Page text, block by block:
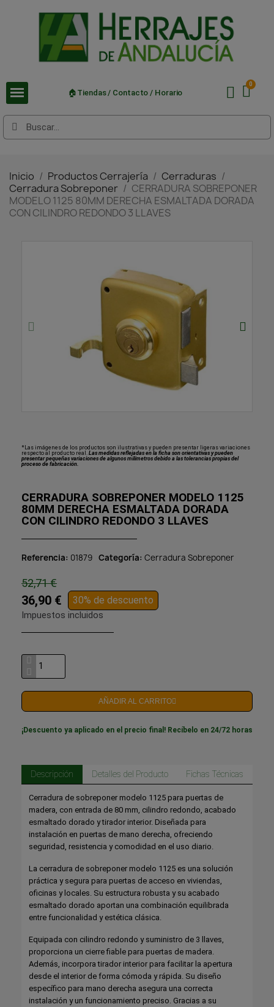
🏠Tiendas / Contacto / Horario
Inicio Productos Cerrajería
Cerraduras
Cerradura Sobreponer
CERRADURA SOBREPONER
MODELO 1125 80MM DERECHA ESMALTADA DORADA
CON CILINDRO REDONDO 3 LLAVES
*Las imágenes de los productos son ilustrativas y pueden presentar ligeras variaciones
respecto al producto real. Las medidas reflejadas en la ficha son orientativas y pueden
presentar pequeñas variaciones de algunos milímetros debido a las tolerancias propias del
proceso de fabricación.
CERRADURA SOBREPONER MODELO 1125
80MM DERECHA ESMALTADA DORADA
CON CILINDRO REDONDO 3 LLAVES
Referencia 01879 Categoría Cerradura Sobreponer
52,71 €
36,90 € 30% de descuento
Impuestos incluidos
AÑADIR AL CARRITO
¡Descuento ya aplicado en el precio final! Recíbelo en 24/72 horas
Descripción Detalles del Producto Fichas Técnicas
Cerradura de sobreponer modelo 1125 para puertas de
madera, con entrada de 80 mm, cilindro redondo, acabado
esmaltado dorado y tirador interior. Diseñada para
instalación en puertas de mano derecha, ofreciendo
seguridad, resistencia y comodidad en el uso diario.
La cerradura de sobreponer modelo 1125 es una solución
práctica y segura para puertas de acceso en viviendas,
oficinas y locales. Su estructura robusta y su acabado
esmaltado dorado aportan una combinación equilibrada
entre funcionalidad y estética clásica.
Equipada con cilindro redondo y suministro de 3 llaves,
proporciona un cierre fiable para puertas de madera.
Además, incorpora tirador interior para facilitar la apertura
desde el interior de forma cómoda y rápida. Su diseño
específico para mano derecha asegura una correcta
instalación y un funcionamiento preciso. Gracias a su